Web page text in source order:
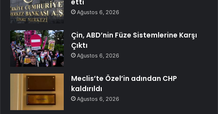
Ağustos 6, 2026
Çin, ABD’nin Füze Sistemlerine Karşı
Çıktı
Ağustos 6, 2026
Meclis’te Özel’in adından CHP
kaldırıldı
Ağustos 6, 2026